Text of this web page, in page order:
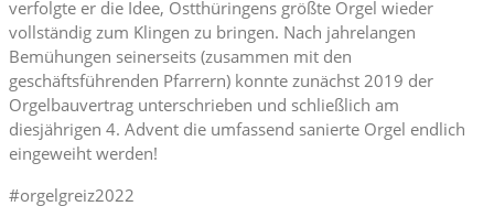
verfolgte er die Idee, Ostthüringens größte Orgel wieder
vollständig zum Klingen zu bringen. Nach jahrelangen
Bemühungen seinerseits (zusammen mit den
geschäftsführenden Pfarrern) konnte zunächst 2019 der
Orgelbauvertrag unterschrieben und schließlich am
diesjährigen 4. Advent die umfassend sanierte Orgel endlich
eingeweiht werden!
#orgelgreiz2022